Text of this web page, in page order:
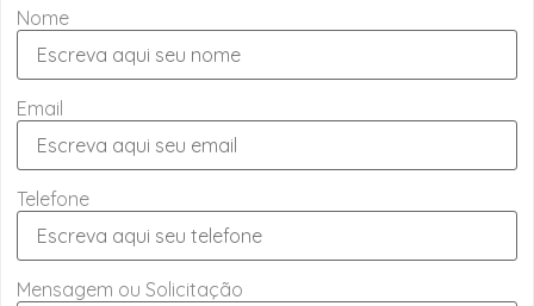
Nome
Email
Telefone
Mensagem ou Solicitação